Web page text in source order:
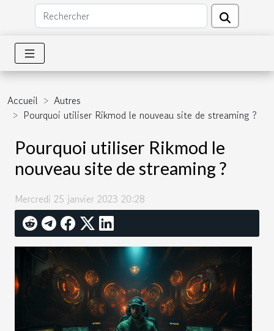
Accueil
Autres
Pourquoi utiliser Rikmod le nouveau site de streaming ?
Pourquoi utiliser Rikmod le
nouveau site de streaming ?
Mercredi 25 janvier 2023 20:28